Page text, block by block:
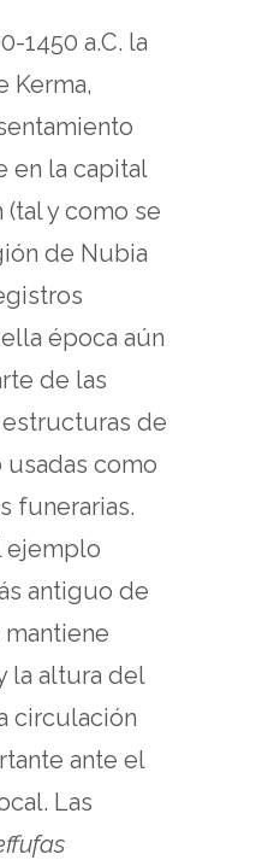
1450 a.C. la
Kerma,
en la capital
y como se
de Nubia
época aún
de las
de
como
funerarias.
ejemplo
antiguo de
mantiene
la altura del
circulación
ante el
Las